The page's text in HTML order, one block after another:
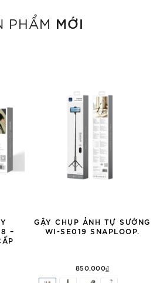
PHẨM MỚI
–
GẬY CHỤP ẢNH TỰ SƯỚNG
WI-SE019 SNAPLOOP.
850.000₫